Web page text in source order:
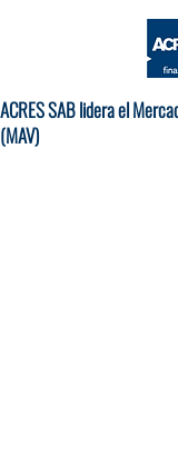
ACRES SAB lidera el
(MAV)